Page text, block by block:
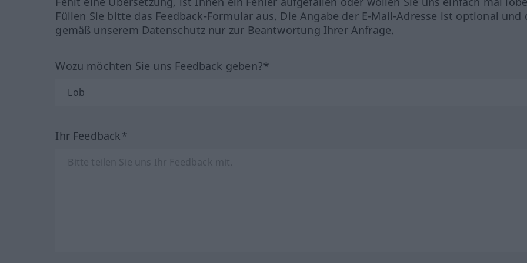
Füllen Sie bitte das Feedback-Formular aus. Die Angabe der E-Mail-Adresse ist optional und
gemäß unserem Datenschutz nur zur Beantwortung Ihrer Anfrage.
Wozu möchten Sie uns Feedback geben?*
Ihr Feedback*